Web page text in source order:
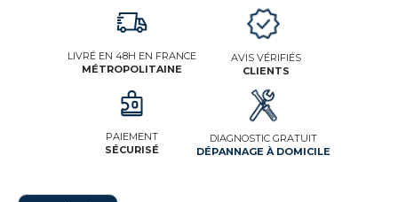
LIVRÉ EN 48H EN FRANCE
MÉTROPOLITAINE
PAIEMENT
SÉCURISÉ
AVIS VÉRIFIÉS
CLIENTS
DIAGNOSTIC GRATUIT
DÉPANNAGE À DOMICILE